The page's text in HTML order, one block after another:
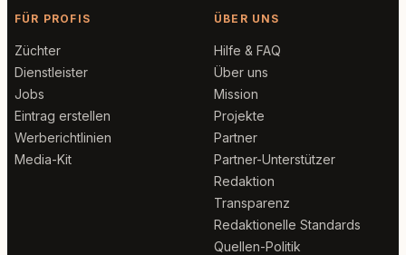
FÜR PROFIS
Züchter
Dienstleister
Jobs
Eintrag erstellen
Werberichtlinien
Media-Kit
ÜBER UNS
Hilfe & FAQ
Über uns
Mission
Projekte
Partner
Partner-Unterstützer
Redaktion
Transparenz
Redaktionelle Standards
Quellen-Politik